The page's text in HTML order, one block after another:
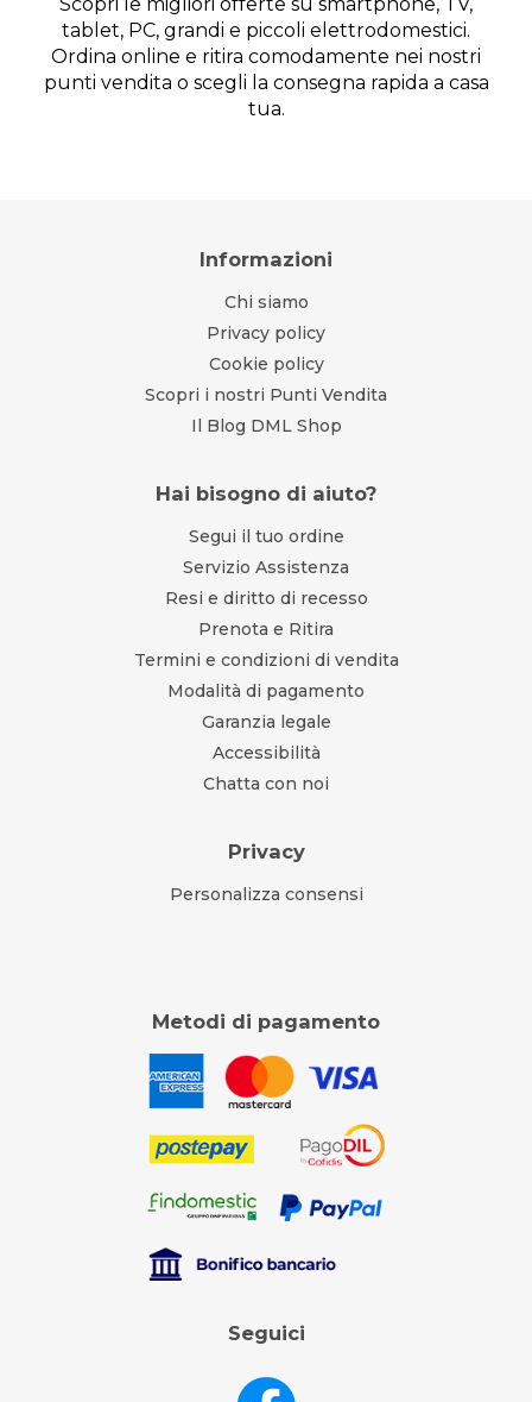
Scopri le migliori offerte su smartphone, TV,
tablet, PC, grandi e piccoli elettrodomestici.
Ordina online e ritira comodamente nei nostri
punti vendita o scegli la consegna rapida a casa
tua.
Informazioni
Chi siamo
Privacy policy
Cookie policy
Scopri i nostri Punti Vendita
Il Blog DML Shop
Hai bisogno di aiuto?
Segui il tuo ordine
Servizio Assistenza
Resi e diritto di recesso
Prenota e Ritira
Termini e condizioni di vendita
Modalità di pagamento
Garanzia legale
Accessibilità
Chatta con noi
Privacy
Personalizza consensi
Metodi di pagamento
Seguici